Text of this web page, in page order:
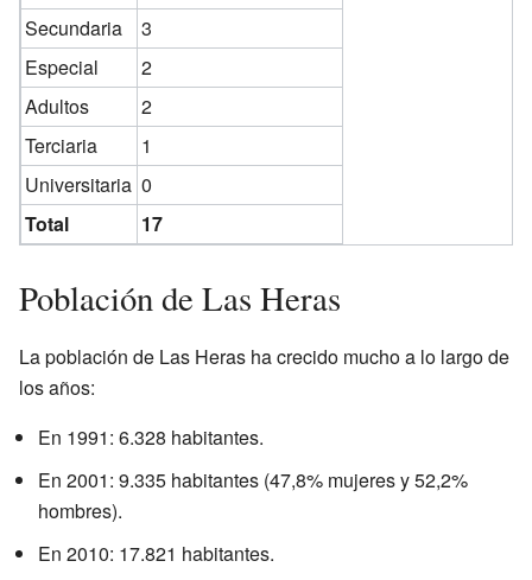
Secundaria
3
Especial
2
Adultos
2
Terciaria
1
Universitaria 0
Total
17
Población de Las Heras
La población de Las Heras ha crecido mucho a lo largo de
los años:
En 1991: 6.328 habitantes.
En 2001: 9.335 habitantes (47,8% mujeres y 52,2%
hombres).
En 2010: 17.821 habitantes.